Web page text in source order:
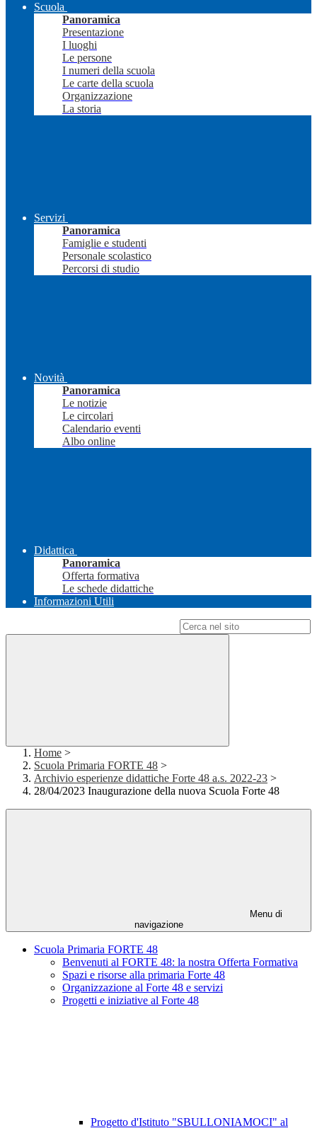
Scuola
Panoramica
Presentazione
I luoghi
Le persone
I numeri della scuola
Le carte della scuola
Organizzazione
La storia
Servizi
Panoramica
Famiglie e studenti
Personale scolastico
Percorsi di studio
Novità
Panoramica
Le notizie
Le circolari
Calendario eventi
Albo online
Didattica
Panoramica
Offerta formativa
Le schede didattiche
Informazioni Utili
Home >
Scuola Primaria FORTE 48 >
Archivio esperienze didattiche Forte 48 a.s. 2022-23 >
28/04/2023 Inaugurazione della nuova Scuola Forte 48
Menu di
navigazione
Scuola Primaria FORTE 48
Benvenuti al FORTE 48: la nostra Offerta Formativa
Spazi e risorse alla primaria Forte 48
Organizzazione al Forte 48 e servizi
Progetti e iniziative al Forte 48
Progetto d'Istituto "SBULLONIAMOCI" al